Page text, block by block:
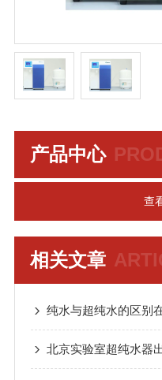
产品中心
查
相关文章
纯水与超纯水的区别
北京实验室超纯水器